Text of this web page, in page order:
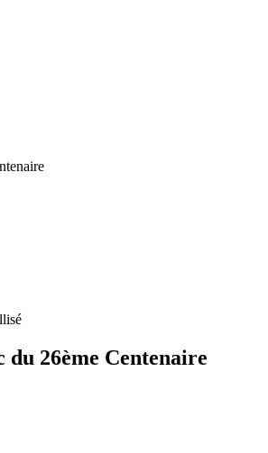
26ème Centenaire